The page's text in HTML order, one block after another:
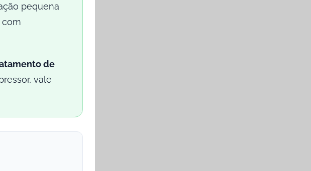
pequena
com
de
vale